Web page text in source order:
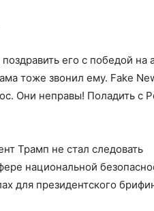
его с победой на
тоже звонил ему. Fake
Они неправы! Поладить с
Трамп не стал следовать
национальной
для президентского